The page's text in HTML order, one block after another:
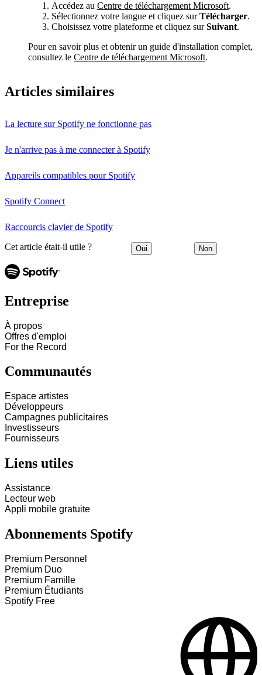
Accédez au Centre de téléchargement Microsoft.
Sélectionnez votre langue et cliquez surTélécharger.
Choisissez votre plateforme et cliquez surSuivant.
Pour en savoir plus et obtenir un guide d'installation complet,
consultez le Centre de téléchargement Microsoft.
Articles similaires
La lecture sur Spotify ne fonctionne pas
Je n'arrive pas à me connecter à Spotify
Appareils compatibles pour Spotify
Spotify Connect
Raccourcis clavier de Spotify
Cet article était-il utile ? Oui Non
Entreprise
À propos
Offres d'emploi
For the Record
Communautés
Espace artistes
Développeurs
Campagnes publicitaires
Investisseurs
Fournisseurs
Liens utiles
Assistance
Lecteur web
Appli mobile gratuite
Abonnements Spotify
Premium Personnel
Premium Duo
Premium Famille
Premium Étudiants
Spotify Free